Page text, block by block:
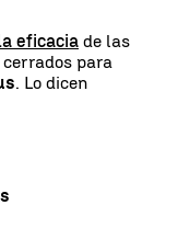
eficacia de las
para
. Lo dicen